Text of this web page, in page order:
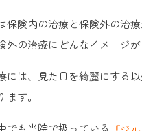
保険内の治療と保険外の治療
外の治療にどんなイメージ
には、見た目を綺麗にする
ます。
でも当院で扱っている